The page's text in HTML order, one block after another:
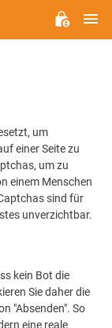
um
einer Seite zu
um zu
einem Menschen
sind für
unverzichtbar.
kein Bot die
Sie daher die
"Absenden". So
eine reale